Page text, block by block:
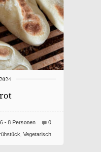
0
- 8 Personen
Vegetarisch